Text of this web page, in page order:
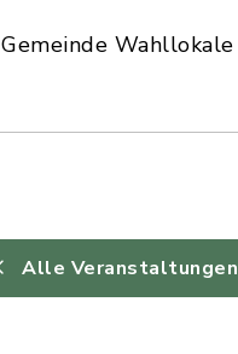
Gemeinde Wahllokale
Alle Veranstaltungen